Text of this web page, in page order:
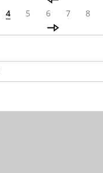
4 5 6 7 8